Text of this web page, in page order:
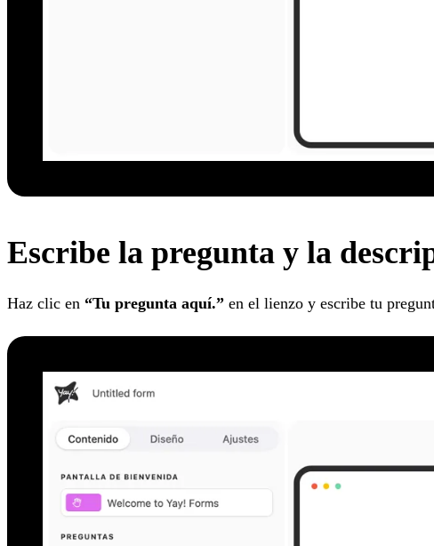
Escribe la pregunta y la
Haz clic en “Tu pregunta aquí.” en el lienzo y escribe tu